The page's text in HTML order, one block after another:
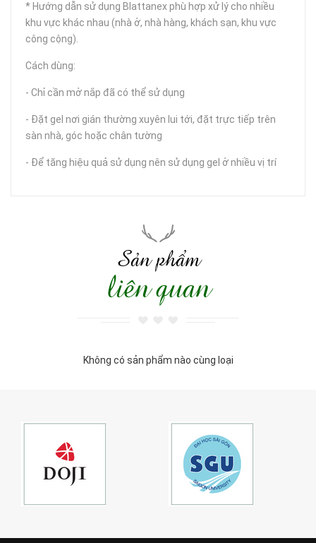
* Hướng dẫn sử dụng Blattanex phù hợp xử lý cho nhiều
khu vực khác nhau (nhà ở, nhà hàng, khách sạn, khu vực
công cộng).
Cách dùng:
- Chỉ cần mở nắp đã có thể sử dụng
- Đặt gel nơi gián thường xuyên lui tới, đặt trực tiếp trên
sàn nhà, góc hoặc chân tường
- Để tăng hiệu quả sử dụng nên sử dụng gel ở nhiều vị trí
Sản phẩm
liên quan
Không có sản phẩm nào cùng loại